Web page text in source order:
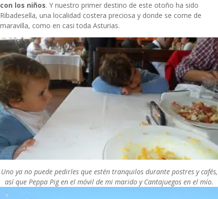
con los niños. Y nuestro primer destino de este otoño ha sido
Ribadesella, una localidad costera preciosa y donde se come de
maravilla, como en casi toda Asturias.
Uno ya no puede pedirles que estén tranquilos durante postres y cafés,
así que Peppa Pig en el móvil de mi marido y Cantajuegos en el mío.